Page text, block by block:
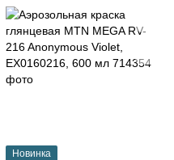
Новинка